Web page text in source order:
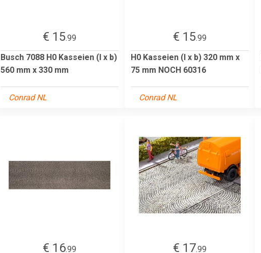
€ 15.99
Busch 7088 H0 Kasseien (l x b)
560 mm x 330 mm
Conrad NL
€ 15.99
H0 Kasseien (l x b) 320 mm x
75 mm NOCH 60316
Conrad NL
€ 16.99 € 17.99